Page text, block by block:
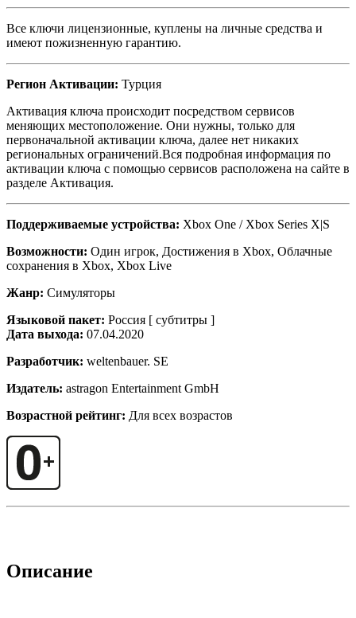
Все ключи лицензионные, куплены на личные средства и
имеют пожизненную гарантию.
Регион Активации: Турция
Активация ключа происходит посредством сервисов
меняющих местоположение. Они нужны, только для
первоначальной активации ключа, далее нет никаких
региональных ограничений.Вся подробная информация по
активации ключа с помощью сервисов расположена на сайте в
разделе Активация.
Поддерживаемые устройства: Xbox One / Xbox Series X|S
Возможности: Один игрок, Достижения в Xbox, Облачные
сохранения в Xbox, Xbox Live
Жанр: Симуляторы
Языковой пакет: Россия [ субтитры ]
Дата выхода: 07.04.2020
Разработчик: weltenbauer. SE
Издатель: astragon Entertainment GmbH
Возрастной рейтинг: Для всех возрастов
Описание